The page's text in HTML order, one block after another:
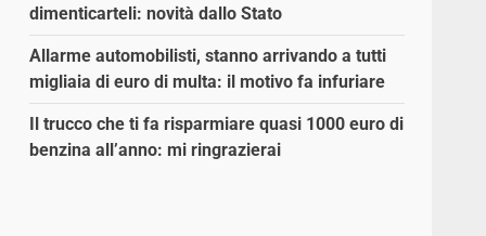
dimenticarteli: novità dallo Stato
Allarme automobilisti, stanno arrivando a tutti
migliaia di euro di multa: il motivo fa infuriare
Il trucco che ti fa risparmiare quasi 1000 euro di
benzina all’anno: mi ringrazierai